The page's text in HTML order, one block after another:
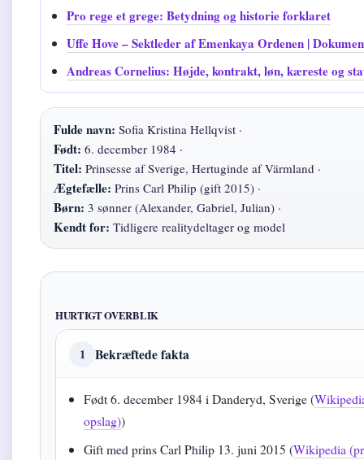
Pro rege et grege: Betydning og historie forklaret
Uffe Hove – Sektleder af Emenkaya Ordenen |
Andreas Cornelius: Højde, kontrakt, løn, kæreste og
Fulde navn: Sofia Kristina Hellqvist ·
Født: 6. december 1984 ·
Titel: Prinsesse af Sverige, Hertuginde af Värmland ·
Ægtefælle: Prins Carl Philip (gift 2015) ·
Børn: 3 sønner (Alexander, Gabriel, Julian) ·
Kendt for: Tidligere realitydeltager og model
HURTIGT OVERBLIK
1 Bekræftede fakta
Født 6. december 1984 i Danderyd, Sverige (
opslag))
Gift med prins Carl Philip 13. juni 2015 (Wikipedia